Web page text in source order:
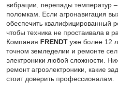
вибрации, перепады температур
поломкам. Если агронавигация
обеспечить квалифицированный
чтобы техника не простаивала в
Компания FRENDT уже более 12
точном земледелии и ремонте
электроники любой сложности.
ремонт агроэлектроники, какие
стоит доверить профессионалам.